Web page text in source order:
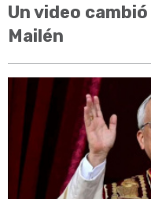
Un video
Mailén